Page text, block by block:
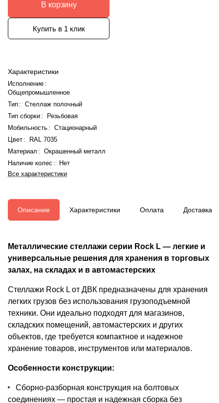
В корзину
Купить в 1 клик
Характеристики
Исполнение :
Общепромышленное
Тип : Стеллаж полочный
Тип сборки:
Резьбовая
Мобильность : Стационарный
Цвет :
RAL 7035
Материал : Окрашенный металл
Наличие колес :
Нет
Все характеристики
Описание Характеристики Оплата Доставка
Металлические стеллажи серии Rock L — легкие и
универсальные решения для хранения в торговых
залах, на складах и в автомастерских
Стеллажи Rock L от ДВК предназначены для хранения
легких грузов без использования грузоподъемной
техники. Они идеально подходят для магазинов,
складских помещений, автомастерских и других
объектов, где требуется компактное и надежное
хранение товаров, инструментов или материалов.
Особенности конструкции:
Сборно-разборная конструкция на болтовых
соединениях — простая и надежная сборка без